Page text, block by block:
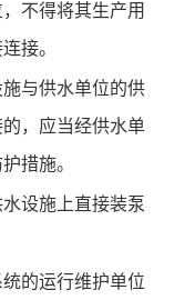
不得将其生产用
接。
与供水单位的供
，应当经供水单
措施。
设施上直接装泵
的运行维护单位